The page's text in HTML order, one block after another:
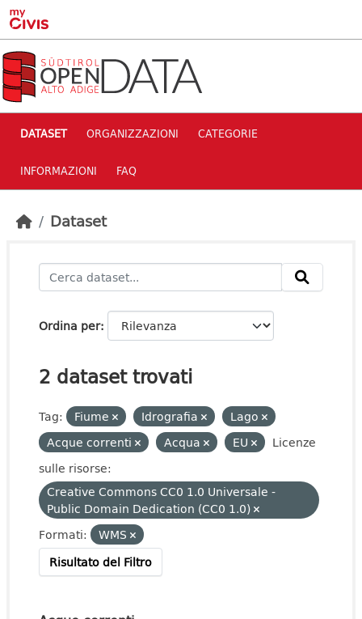
Skip to main content
DATASET ORGANIZZAZIONI CATEGORIE
INFORMAZIONI FAQ
Dataset
Ordina per
2 dataset trovati
Tag: Fiume Idrografia
Lago
Acque correnti
Acqua EU
Licenze
sulle risorse:
Creative Commons CC0 1.0 Universale -
Public Domain Dedication (CC0 1.0)
Formati:
WMS
Risultato del Filtro